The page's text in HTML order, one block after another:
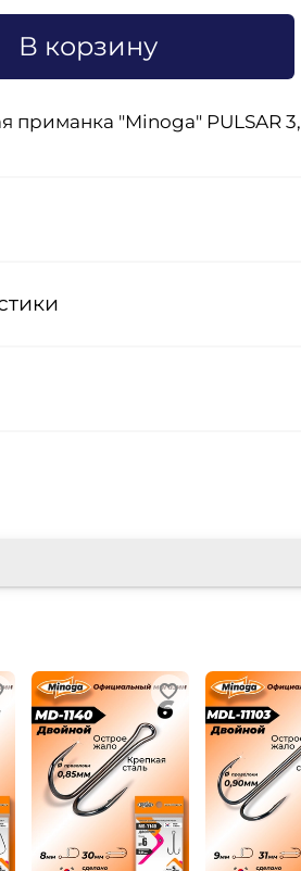
В корзину
приманка "Minoga" PULSAR